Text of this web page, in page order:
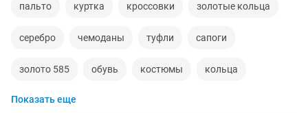
пальто куртка кроссовки золотые кольца
серебро чемоданы туфли сапоги
золото 585 обувь костюмы кольца
норковые шубы новые
Показать еще